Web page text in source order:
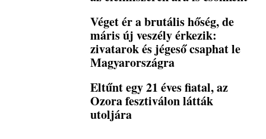
Véget ér a brutális hőség, de
máris új veszély érkezik:
zivatarok és jégeső csaphat le
Magyarországra
Eltűnt egy 21 éves fiatal, az
Ozora fesztiválon látták
utoljára